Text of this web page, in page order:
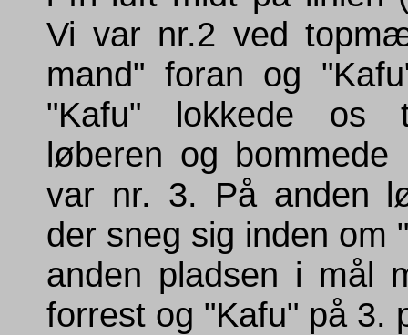
Vi var nr.2 ved
mand" foran og
"Kafu" lokkede os
løberen og
var nr. 3. På anden
der sneg sig inden om
anden pladsen i mål
forrest og "Kafu" på 3.